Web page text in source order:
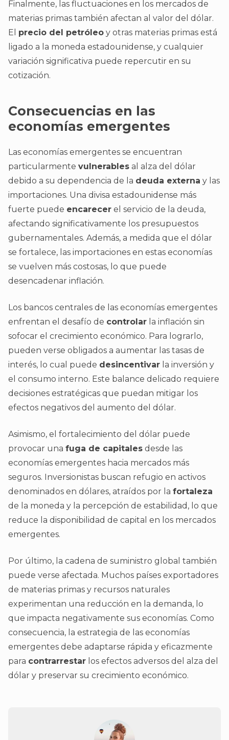
Finalmente, las fluctuaciones en los mercados de
materias primas también afectan al valor del dólar.
El precio del petróleo y otras materias primas está
ligado a la moneda estadounidense, y cualquier
variación significativa puede repercutir en su
cotización.
Consecuencias en las
economías emergentes
Las economías emergentes se encuentran
particularmente vulnerables al alza del dólar
debido a su dependencia de la deuda externa y las
importaciones. Una divisa estadounidense más
fuerte puede encarecer el servicio de la deuda,
afectando significativamente los presupuestos
gubernamentales. Además, a medida que el dólar
se fortalece, las importaciones en estas economías
se vuelven más costosas, lo que puede
desencadenar inflación.
Los bancos centrales de las economías emergentes
enfrentan el desafío de controlar la inflación sin
sofocar el crecimiento económico. Para lograrlo,
pueden verse obligados a aumentar las tasas de
interés, lo cual puede desincentivar la inversión y
el consumo interno. Este balance delicado requiere
decisiones estratégicas que puedan mitigar los
efectos negativos del aumento del dólar.
Asimismo, el fortalecimiento del dólar puede
provocar una fuga de capitales desde las
economías emergentes hacia mercados más
seguros. Inversionistas buscan refugio en activos
denominados en dólares, atraídos por la fortaleza
de la moneda y la percepción de estabilidad, lo que
reduce la disponibilidad de capital en los mercados
emergentes.
Por último, la cadena de suministro global también
puede verse afectada. Muchos países exportadores
de materias primas y recursos naturales
experimentan una reducción en la demanda, lo
que impacta negativamente sus economías. Como
consecuencia, la estrategia de las economías
emergentes debe adaptarse rápida y eficazmente
para contrarrestar los efectos adversos del alza del
dólar y preservar su crecimiento económico.